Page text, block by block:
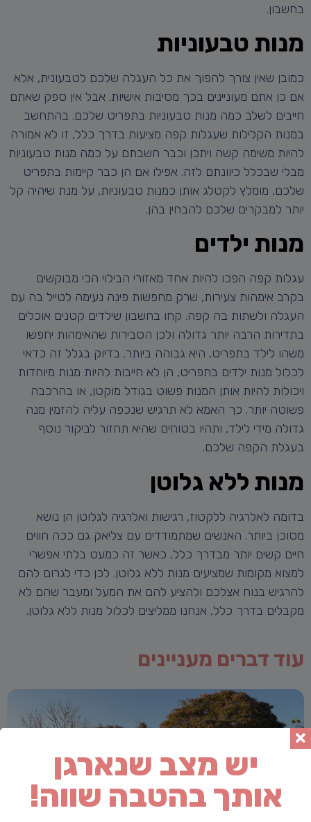
בחשבון.
מנות טבעוניות
כמובן שאין צורך להפוך את כל העגלה שלכם לטבעונית, אלא
אם כן אתם מעוניינים בכך מסיבות אישיות. אבל אין ספק שאתם
חייבים לשלב כמה מנות טבעוניות בתפריט שלכם. בהתחשב
במנות הקלילות שעגלות קפה מציעות בדרך כלל, זו לא אמורה
להיות משימה קשה ויתכן וכבר חשבתם על כמה מנות טבעוניות
מבלי שבכלל כיוונתם לזה. אפילו אם הן כבר קיימות בתפריט
שלכם, מומלץ לקטלג אותן כמנות טבעוניות, על מנת שיהיה קל
יותר למבקרים שלכם להבחין בהן.
מנות ילדים
עגלות קפה הפכו להיות אחד מאזורי הבילוי הכי מבוקשים
בקרב אימהות צעירות, שרק מחפשות פינה נעימה לטייל בה עם
העגלה ולשתות בה קפה. קחו בחשבון שילדים קטנים אוכלים
בתדירות הרבה יותר גדולה ולכן הסבירות שהאימהות יחפשו
משהו לילד בתפריט, היא גבוהה ביותר. בדיוק בגלל זה כדאי
לכלול מנות ילדים בתפריט, הן לא חייבות להיות מנות מיוחדות
ויכולות להיות אותן המנות פשוט בגודל מוקטן, או בהרכבה
פשוטה יותר. כך האמא לא תרגיש שנכפה עליה להזמין מנה
גדולה מידי לילד, ותהיו בטוחים שהיא תחזור לביקור נוסף
בעגלת הקפה שלכם.
מנות ללא גלוטן
בדומה לאלרגיה ללקטוז, רגישות ואלרגיה לגלוטן הן נושא
מסוכן ביותר. האנשים שמתמודדים עם צליאק גם ככה חווים
חיים קשים יותר מבדרך כלל, כאשר זה כמעט בלתי אפשרי
למצוא מקומות שמציעים מנות ללא גלוטן. לכן כדי לגרום להם
להרגיש בנוח אצלכם ולהציע להם את המעל ומעבר שהם לא
מקבלים בדרך כלל, אנחנו ממליצים לכלול מנות ללא גלוטן.
עוד דברים מעניינים
יש מצב שנארגן
אותך בהטבה שווה!